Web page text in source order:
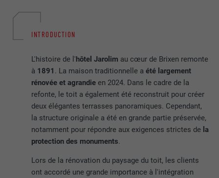
INTRODUCTION
L'histoire de l'hôtel Jarolim au cœur de Brixen remonte
à 1891 . La maison traditionnelle aété largement
rénovée et agrandie en 2024. Dans le cadre de la
refonte, le toit a également été reconstruit pour créer
deux élégantes terrasses panoramiques. Cependant,
la structure originale a été en grande partie préservée,
notamment pour répondre aux exigences strictes de la
protection des monuments.
Lors de la rénovation du paysage du toit, les clients
ont accordé une grande importance à l'intégration